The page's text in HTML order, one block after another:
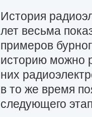
История
лет весьма
примеров
историю можно
них
в то же время
следующего